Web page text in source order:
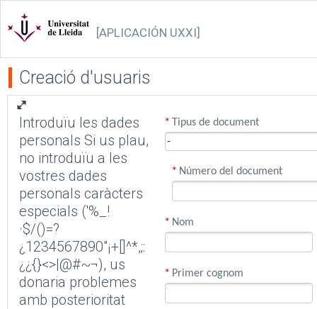
[APLICACIÓN UXXI]
Creació d'usuaris
Introduïu les dades
personals Si us plau,
no introduïu a les
vostres dades
personals caràcters
especials ('%_!
·$/()=?
¿1234567890"¡+[]^*,;:
¿¿{}<>|@#~¬), us
donaria problemes
amb posterioritat
* Tipus de document
* Número del document
* Nom
* Primer cognom